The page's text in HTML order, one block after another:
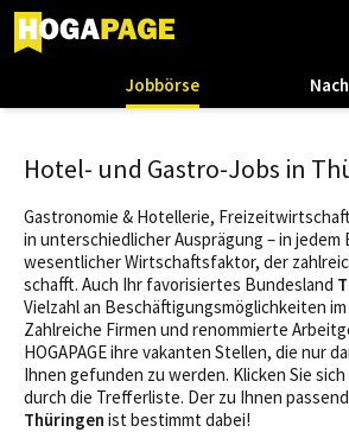
Jobbörse
Hotel- und Gastro-Jobs in
Gastronomie & Hotellerie,
in unterschiedlicher Ausprägung – in jedem
wesentlicher Wirtschaftsfaktor, der
schafft. Auch Ihr favorisiertes Bundesland
Vielzahl an Beschäftigungsmöglichkeiten
Zahlreiche Firmen und renommierte
HOGAPAGE ihre vakanten Stellen, die nur
Ihnen gefunden zu werden. Klicken Sie
durch die Trefferliste. Der zu Ihnen
Thüringen ist bestimmt dabei!